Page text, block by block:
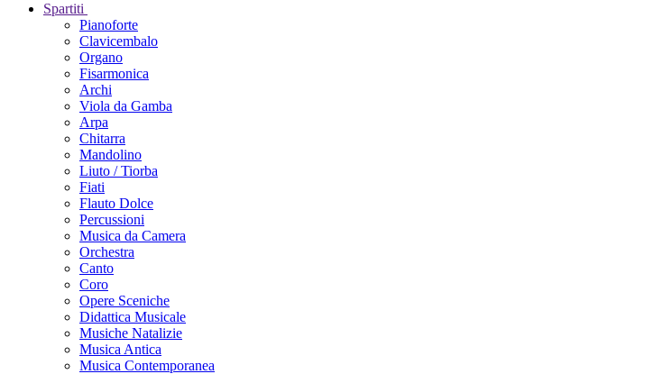
Spartiti
Pianoforte
Clavicembalo
Organo
Fisarmonica
Archi
Viola da Gamba
Arpa
Chitarra
Mandolino
Liuto / Tiorba
Fiati
Flauto Dolce
Percussioni
Musica da Camera
Orchestra
Canto
Coro
Opere Sceniche
Didattica Musicale
Musiche Natalizie
Musica Antica
Musica Contemporanea